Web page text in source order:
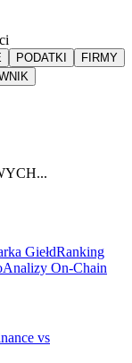
PODATKI
FIRMY
GiełdRanking
Analizy On-Chain
vs